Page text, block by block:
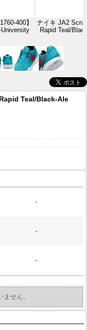
400】
ナイキ JA2
Rapid Teal/
Teal/Black-Ale
-
-
-
せん。